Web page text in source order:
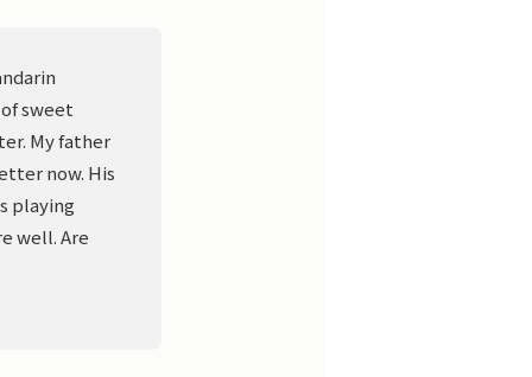
sweet
My father
now. His
playing
well. Are